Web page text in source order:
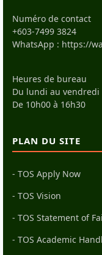
Numéro de contact
+603-7499 3824
WhatsApp : https://
Heures de bureau
Du lundi au vendredi
De 10h00 à 16h30
PLAN DU SITE
- TOS Apply Now
- TOS Vision
- TOS Statement of
- TOS Academic